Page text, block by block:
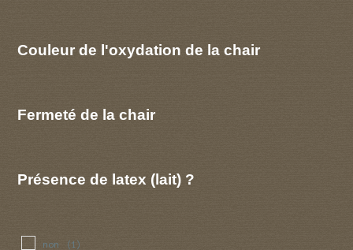
Couleur de l'oxydation de la chair
Fermeté de la chair
Présence de latex (lait) ?
non (1)